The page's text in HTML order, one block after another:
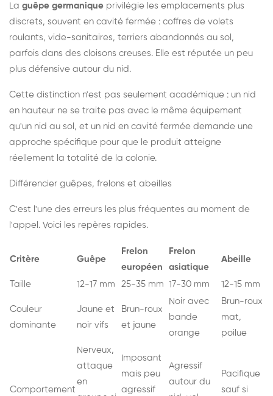
La guêpe germanique privilégie les emplacements plus
discrets, souvent en cavité fermée : coffres de volets
roulants, vide-sanitaires, terriers abandonnés au sol,
parfois dans des cloisons creuses. Elle est réputée un peu
plus défensive autour du nid.
Cette distinction n'est pas seulement académique : un nid
en hauteur ne se traite pas avec le même équipement
qu'un nid au sol, et un nid en cavité fermée demande une
approche spécifique pour que le produit atteigne
réellement la totalité de la colonie.
Différencier guêpes, frelons et abeilles
C'est l'une des erreurs les plus fréquentes au moment de
l'appel. Voici les repères rapides.
Critère Guêpe
Frelon
européen
Frelon
asiatique
Abeille
Taille 12-17 mm 25-35 mm 17-30 mm 12-15 mm
Couleur
dominante
Jaune et
noir vifs
Brun-roux
et jaune
Noir avec
bande
orange
Brun-roux
mat,
poilue
Comportement
Nerveux,
attaque
en
Imposant
mais peu
agressif
Agressif
autour du
Pacifique
sauf si